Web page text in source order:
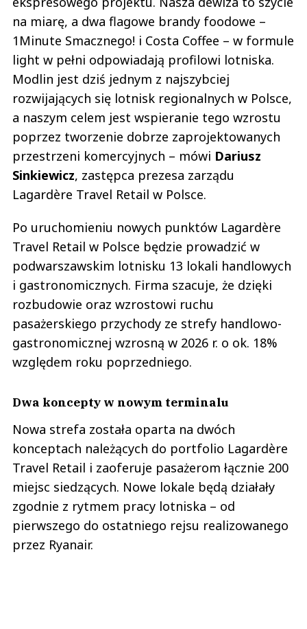
na miarę, a dwa flagowe brandy foodowe –
1Minute Smacznego! i Costa Coffee – w formule
light w pełni odpowiadają profilowi lotniska.
Modlin jest dziś jednym z najszybciej
rozwijających się lotnisk regionalnych w Polsce,
a naszym celem jest wspieranie tego wzrostu
poprzez tworzenie dobrze zaprojektowanych
przestrzeni komercyjnych – mówi Dariusz
Sinkiewicz, zastępca prezesa zarządu
Lagardère Travel Retail w Polsce.
Po uruchomieniu nowych punktów Lagardère
Travel Retail w Polsce będzie prowadzić w
podwarszawskim lotnisku 13 lokali handlowych
i gastronomicznych. Firma szacuje, że dzięki
rozbudowie oraz wzrostowi ruchu
pasażerskiego przychody ze strefy handlowo-
gastronomicznej wzrosną w 2026 r. o ok. 18%
względem roku poprzedniego.
Dwa koncepty w nowym terminalu
Nowa strefa została oparta na dwóch
konceptach należących do portfolio Lagardère
Travel Retail i zaoferuje pasażerom łącznie 200
miejsc siedzących. Nowe lokale będą działały
zgodnie z rytmem pracy lotniska – od
pierwszego do ostatniego rejsu realizowanego
przez Ryanair.